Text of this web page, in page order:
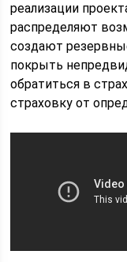
реализации
распределяют
создают
покрыть
обратиться в
страховку от